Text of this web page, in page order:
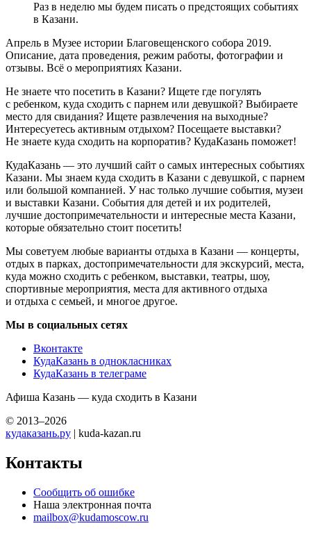
Раз в неделю мы будем писать о предстоящих событиях
в Казани.
Апрель в Музее истории Благовещенского собора 2019.
Описание, дата проведения, режим работы, фотографии и
отзывы. Всё о мероприятиях Казани.
Не знаете что посетить в Казани? Ищете где погулять
с ребенком, куда сходить с парнем или девушкой? Выбираете
место для свидания? Ищете развлечения на выходные?
Интересуетесь активным отдыхом? Посещаете выставки?
Не знаете куда сходить на корпоратив? КудаКазань поможет!
КудаКазань — это лучший сайт о самых интересных событиях
Казани. Мы знаем куда сходить в Казани с девушкой, с парнем
или большой компанией. У нас только лучшие события, музеи
и выставки Казани. События для детей и их родителей,
лучшие достопримечательности и интересные места Казани,
которые обязательно стоит посетить!
Мы советуем любые варианты отдыха в Казани — концерты,
отдых в парках, достопримечательности для экскурсий, места,
куда можно сходить с ребенком, выставки, театры, шоу,
спортивные мероприятия, места для активного отдыха
и отдыха с семьей, и многое другое.
Мы в социальных сетях
Вконтакте
КудаКазань в однокласниках
КудаКазань в телеграме
Афиша Казань — куда сходить в Казани
© 2013–2026
кудаказань.ру | kuda-kazan.ru
Контакты
Сообщить об ошибке
Наша электронная почта
mailbox@kudamoscow.ru